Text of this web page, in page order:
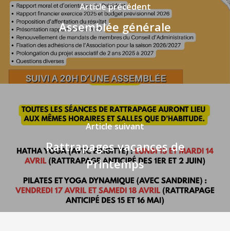
Article précédent
Assemblée générale
Article suivant
Rattrapages vacances de
Printemps